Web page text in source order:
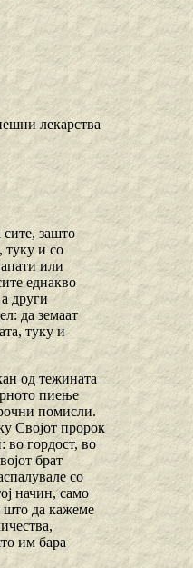
лекарства
зашто
туку и со
или
еднакво
други
да земаат
туку и
од тежината
пиење
помисли.
Својот пророк
во гордост, во
брат
со
начин, само
што да кажеме
им бара